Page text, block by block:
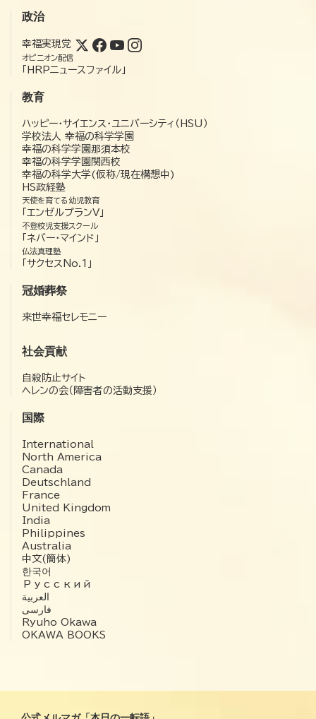
政治
幸福実現党
オピニオン配信
「HRPニュースファイル」
教育
ハッピー・サイエンス・ユニバーシティ（HSU）
学校法人 幸福の科学学園
幸福の科学学園那須本校
幸福の科学学園関西校
幸福の科学大学(仮称/現在構想中)
HS政経塾
天使を育てる幼児教育
「エンゼルプランV」
不登校児支援スクール
「ネバー・マインド」
仏法真理塾
「サクセスNo.1」
冠婚葬祭
来世幸福セレモニー
社会貢献
自殺防止サイト
ヘレンの会（障害者の活動支援）
国際
International
North America
Canada
Deutschland
France
United Kingdom
India
Philippines
Australia
中文(簡体)
한국어
Русский
العربية‏
فارسی
Ryuho Okawa
OKAWA BOOKS